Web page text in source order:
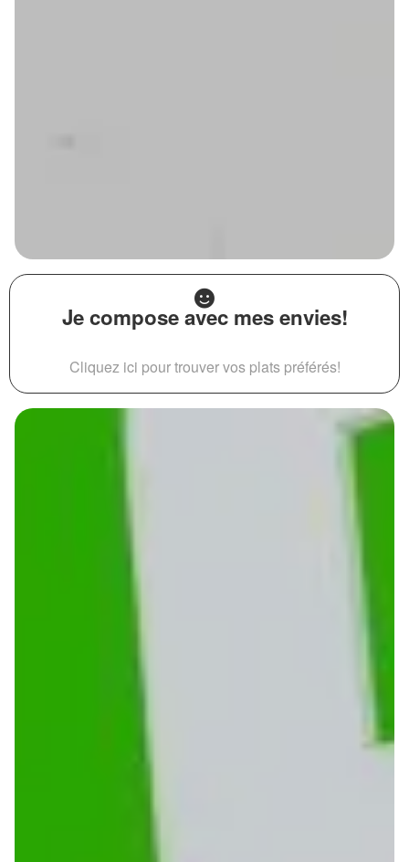
Je compose avec mes envies!
Cliquez ici pour trouver vos plats préférés!